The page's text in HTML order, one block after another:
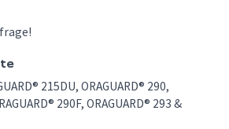
215DU, ORAGUARD® 290,
290F, ORAGUARD® 293 &